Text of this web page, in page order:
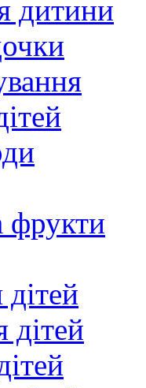
дитини
фрукти
дітей